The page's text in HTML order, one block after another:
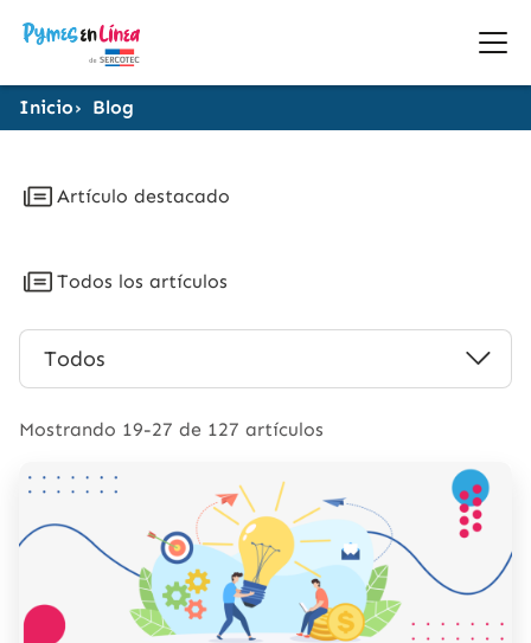
Inicio Blog
Artículo destacado
Todos los artículos
Categoria
Todos
Mostrando 19-27 de 127 artículos